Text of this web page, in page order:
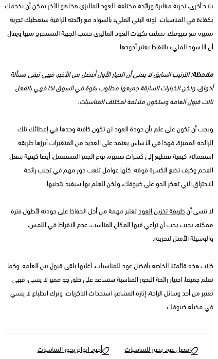
بلاد أخرى، تجربة مغايرة ورائحة مختلفة. العود الماليزي هذا هو الآخر يمكن أن يخدمك
بكفاءة في المناسبات. لونه البني المليء بالسواد مع رائحته الراقية ستعطيك تجربة
مميزة مع ضيوفك. تختلف نكهات العود الماليزي حسب الجهة المستخرج منها ويقال
أن الأسود المليء بالنقاط يعتبر أجودها.
ملاحظة:الترتيب السابق لا يعني أن الخيار الأول أفضل من الأخير، فهي تبقى مسألة
أذواق، ولكن الخيارات السابقة جميعها مطلوب بقوة في السوق لذا فهي بالفعل
نالت قبول العامة وستكون ملائمة لمختلف المناسبات.
ويجب أن تكون على علم بأن جودة العود لن تكون كافية وحدها في إعطائك تلك
الرائحة المميزة، فهذا في الأساس يعتمد على العديد من المتغيرات أبرزها طريقة
استعماله، كيفية تقطيع إلى كسرات صغيرة، نوع الجمر المستعمل، أيضا كيفية شعل
الفحم وكيف تضع الكسرة فوقه. كلها عوامل تلعب دور مهم في تجنب رائحة
الاحتراق التي تعكر الجو على ضيوفك، ولكن العلم بها سيفيد بتجنبها.
لا تنسى أنطريقة تخزين العودتعتبر مهمة من أجل الحفاظ على جودته لأطول فترة
ممكنة، بحيث يجب أن تراعي فيها المكان المناسب، عدم الافراط في اللمس،
والوسيلة الأمثل لتخزينه.
كانت هذه قائمتنا الخاصة بأفضل عود للمناسبات، أغلبها يلقى قبول بين العامة. وكما
نعلم جميعا، اختيار رائحة البخور المناسبة ستساعد على خلق جو مميز لا ينسى، فهي
تعتبر من أحد وسائل الراحة، إثارة المشاعر، استحداث الذكريات، وترك انطباع لا ينسي
في مخيلة ضيوفك.
افضل عود بخور للمناسبات
أجود انواع بخور المناسبات